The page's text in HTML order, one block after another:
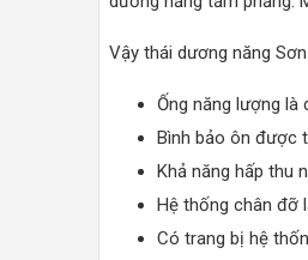
Vậy thái dương năng
Ống năng lượng là
Bình bảo ôn được
Khả năng hấp thu
Hệ thống chân đỡ
Có trang bị hệ